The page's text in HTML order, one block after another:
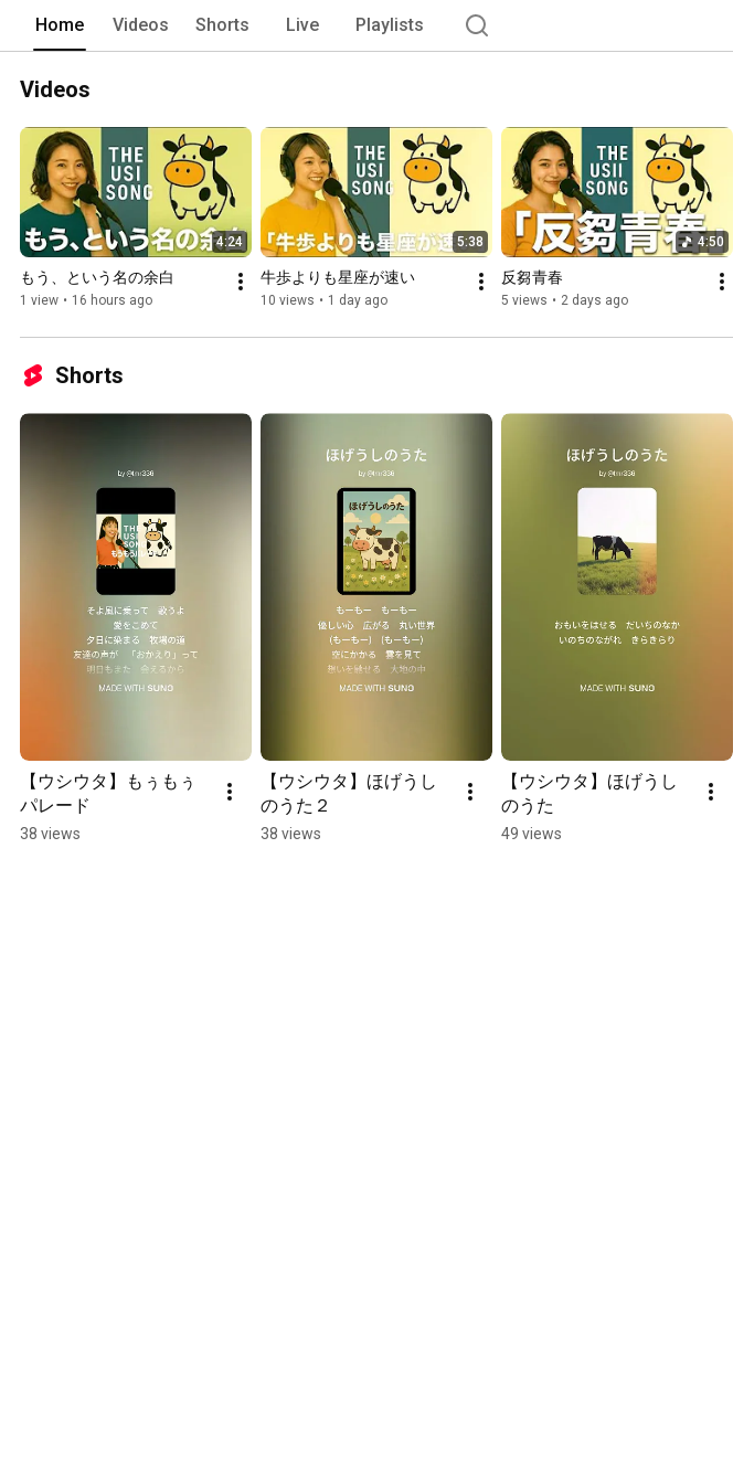
Home Videos Shorts Live Playlists
Videos
4:24
もう、という名の余白
1 view • 16 hours ago
5:38
牛歩よりも星座が速い
10 views • 1 day ago
4:50
反芻青春
5 views • 2 days ago
Shorts
【ウシウタ】もぅもぅ
パレード
38 views
【ウシウタ】ほげうし
のうた２
38 views
【ウシウタ】ほげうし
のうた
49 views